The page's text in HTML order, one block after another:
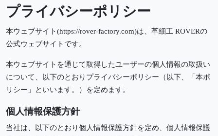
プライバシーポリシー
本ウェブサイト(https://rover-factory.com)は、革細工 ROVERの
公式ウェブサイトです。
本ウェブサイトを通じて取得したユーザーの個人情報の取扱い
について、以下のとおりプライバシーポリシー（以下、「本ポ
リシー」といいます。）を定めます。
個人情報保護方針
当社は、以下のとおり個人情報保護方針を定め、個人情報保護